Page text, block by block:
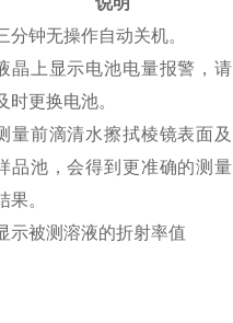
分钟无操作自动关机。
晶上显示电池电量报警，请
时更换电池。
量前滴清水擦拭棱镜表面及
品池，会得到更准确的测量
果。
示被测溶液的折射率值